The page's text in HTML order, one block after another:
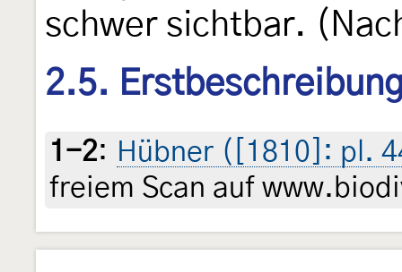
schwer sichtbar.
2.5.
1-2: Hübner ([1810]: pl.
freiem Scan auf